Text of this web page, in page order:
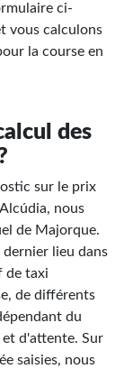
ci-
vous calculons
la course en
des
sur le prix
nous
de Majorque.
lieu dans
de taxi
de différents
du
d'attente. Sur
saisies, nous